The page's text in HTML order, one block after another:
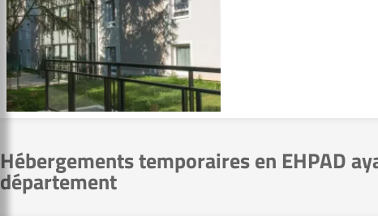
Hébergements temporaires en EHPAD
département